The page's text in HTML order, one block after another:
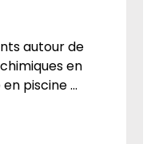
autour de
en
piscine ...